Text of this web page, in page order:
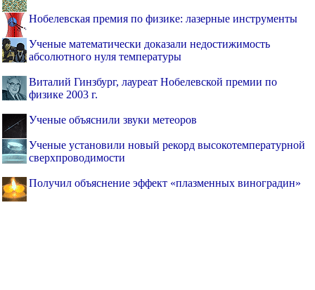
Нобелевская премия по физике: лазерные инструменты
Ученые математически доказали недостижимость
абсолютного нуля температуры
Виталий Гинзбург, лауреат Нобелевской премии по
физике 2003 г.
Ученые объяснили звуки метеоров
Ученые установили новый рекорд высокотемпературной
сверхпроводимости
Получил объяснение эффект «плазменных виноградин»